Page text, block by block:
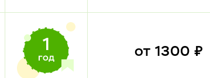
от 1300 ₽